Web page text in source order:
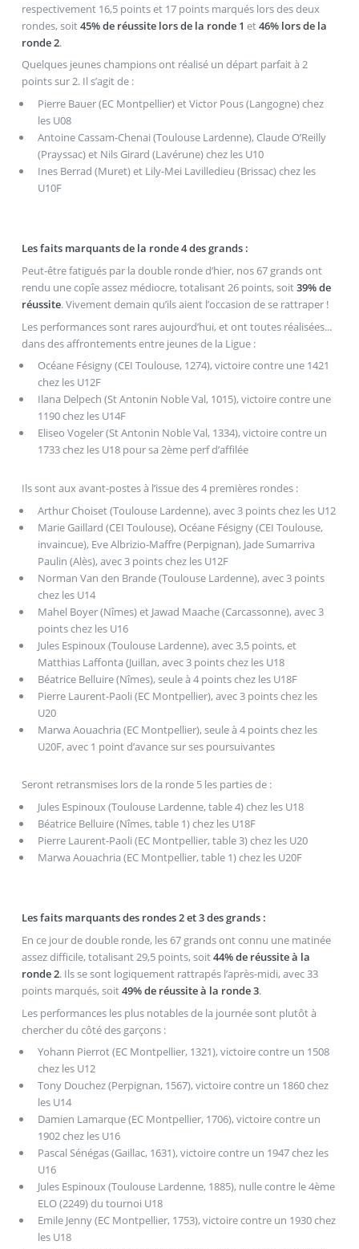
respectivement 16,5 points et 17 points marqués lors des deux
rondes, soit45% de réussite lors de la ronde 1 et46% lors de la
ronde 2.
Quelques jeunes champions ont réalisé un départ parfait à 2
points sur 2. Il s’agit de :
Pierre Bauer (EC Montpellier) et Victor Pous (Langogne) chez
les U08
Antoine Cassam-Chenai (Toulouse Lardenne), Claude O’Reilly
(Prayssac) et Nils Girard (Lavérune) chez les U10
Ines Berrad (Muret) et Lily-Mei Lavilledieu (Brissac) chez les
U10F
Les faits marquants de la ronde 4 des grands :
Peut-être fatigués par la double ronde d’hier, nos 67 grands ont
rendu une copîe assez médiocre, totalisant 26 points, soit39% de
réussite. Vivement demain qu’ils aient l’occasion de se rattraper !
Les performances sont rares aujourd’hui, et ont toutes réalisées...
dans des affrontements entre jeunes de la Ligue :
Océane Fésigny (CEI Toulouse, 1274), victoire contre une 1421
chez les U12F
Ilana Delpech (St Antonin Noble Val, 1015), victoire contre une
1190 chez les U14F
Eliseo Vogeler (St Antonin Noble Val, 1334), victoire contre un
1733 chez les U18 pour sa 2ème perf d’affilée
Ils sont aux avant-postes à l’issue des 4 premières rondes :
Arthur Choiset (Toulouse Lardenne), avec 3 points chez les U12
Marie Gaillard (CEI Toulouse), Océane Fésigny (CEI Toulouse,
invaincue), Eve Albrizio-Maffre (Perpignan), Jade Sumarriva
Paulin (Alès), avec 3 points chez les U12F
Norman Van den Brande (Toulouse Lardenne), avec 3 points
chez les U14
Mahel Boyer (Nîmes) et Jawad Maache (Carcassonne), avec 3
points chez les U16
Jules Espinoux (Toulouse Lardenne), avec 3,5 points, et
Matthias Laffonta (Juillan, avec 3 points chez les U18
Béatrice Belluire (Nîmes), seule à 4 points chez les U18F
Pierre Laurent-Paoli (EC Montpellier), avec 3 points chez les
U20
Marwa Aouachria (EC Montpellier), seule à 4 points chez les
U20F, avec 1 point d’avance sur ses poursuivantes
Seront retransmises lors de la ronde 5 les parties de :
Jules Espinoux (Toulouse Lardenne, table 4) chez les U18
Béatrice Belluire (Nîmes, table 1) chez les U18F
Pierre Laurent-Paoli (EC Montpellier, table 3) chez les U20
Marwa Aouachria (EC Montpellier, table 1) chez les U20F
Les faits marquants des rondes 2 et 3 des grands :
En ce jour de double ronde, les 67 grands ont connu une matinée
assez difficile, totalisant 29,5 points, soit44% de réussite à la
ronde 2. Ils se sont logiquement rattrapés l’après-midi, avec 33
points marqués, soit49% de réussite à la ronde 3.
Les performances les plus notables de la journée sont plutôt à
chercher du côté des garçons :
Yohann Pierrot (EC Montpellier, 1321), victoire contre un 1508
chez les U12
Tony Douchez (Perpignan, 1567), victoire contre un 1860 chez
les U14
Damien Lamarque (EC Montpellier, 1706), victoire contre un
1902 chez les U16
Pascal Sénégas (Gaillac, 1631), victoire contre un 1947 chez les
U16
Jules Espinoux (Toulouse Lardenne, 1885), nulle contre le 4ème
ELO (2249) du tournoi U18
Emile Jenny (EC Montpellier, 1753), victoire contre un 1930 chez
les U18